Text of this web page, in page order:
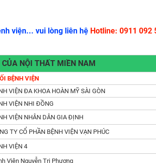
viện... vui lòng liên hệ Hotline: 0911 092
NỘI THẤT MIỀN NAM
BỆNH VIỆN
VIỆN ĐA KHOA HOÀN MỸ SÀI GÒN
VIỆN NHI ĐỒNG
VIỆN NHÂN DÂN GIA ĐỊNH
TY CỔ PHẦN BỆNH VIỆN VẠN PHÚC
VIỆN 4
Viện Nguyễn Tri Phương